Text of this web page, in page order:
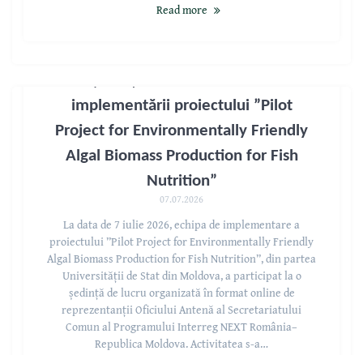
Read more
implementării proiectului ”Pilot
Project for Environmentally Friendly
Algal Biomass Production for Fish
Nutrition”
07.07.2026
La data de 7 iulie 2026, echipa de implementare a
proiectului ”Pilot Project for Environmentally Friendly
Algal Biomass Production for Fish Nutrition”, din partea
Universității de Stat din Moldova, a participat la o
ședință de lucru organizată în format online de
reprezentanții Oficiului Antenă al Secretariatului
Comun al Programului Interreg NEXT România–
Republica Moldova. Activitatea s-a…